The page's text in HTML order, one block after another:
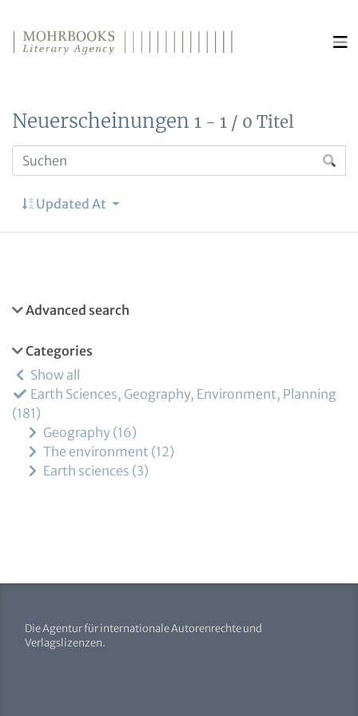
Neuerscheinungen 1 - 1 / 0 Titel
Updated At
Advanced search
Categories
Show all
Earth Sciences, Geography, Environment, Planning
181
Geography 16
The environment 12
Earth sciences 3
Die Agentur für internationale Autorenrechte und
Verlagslizenzen.